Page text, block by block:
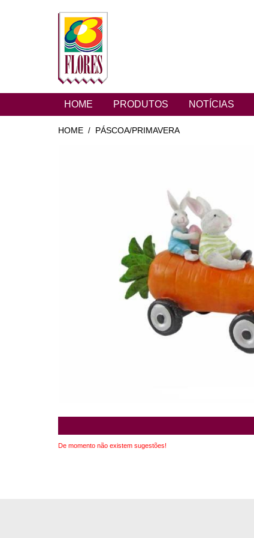
HOME PRODUTOS NOTÍCIAS
HOME / PÁSCOA/PRIMAVERA
De momento não existem sugestões!